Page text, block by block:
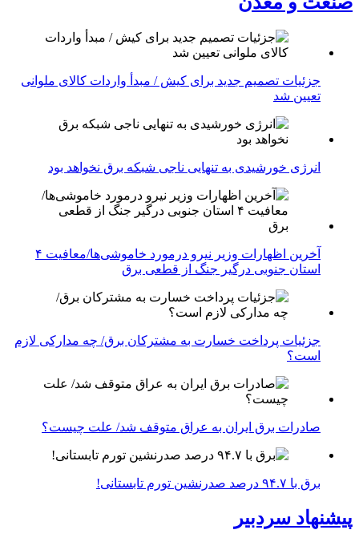
جزئیات تصمیم جدید برای کیش / مبدأ واردات کالای ملوانی
تعیین شد
انرژی خورشیدی به تنهایی ناجی شبکه برق نخواهد بود
آخرین اظهارات وزیر نیرو درمورد خاموشی‌ها/معافیت ۴
استان جنوبی درگیر جنگ از قطعی برق
جزئیات پرداخت خسارت به مشترکان برق/ چه مدارکی لازم
است؟
صادرات برق ایران به عراق متوقف شد/ علت چیست؟
برق با ۹۴.۷ درصد صدرنشین تورم تابستانی!
پیشنهاد سردبیر